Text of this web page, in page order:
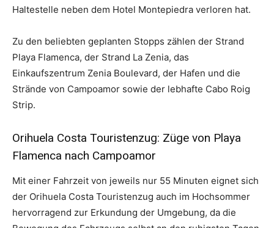
Haltestelle neben dem Hotel Montepiedra verloren hat.
Zu den beliebten geplanten Stopps zählen der Strand
Playa Flamenca, der Strand La Zenia, das
Einkaufszentrum Zenia Boulevard, der Hafen und die
Strände von Campoamor sowie der lebhafte Cabo Roig
Strip.
Orihuela Costa Touristenzug: Züge von Playa
Flamenca nach Campoamor
Mit einer Fahrzeit von jeweils nur 55 Minuten eignet sich
der Orihuela Costa Touristenzug auch im Hochsommer
hervorragend zur Erkundung der Umgebung, da die